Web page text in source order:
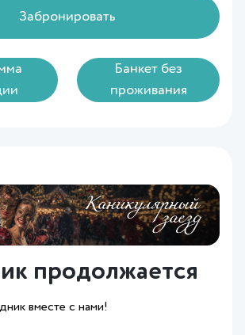
Забронировать
Банкет без
проживания
продолжается
вместе с нами!